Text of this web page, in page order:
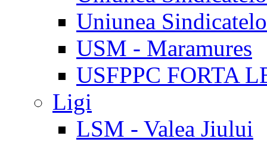
Uniunea
USM - Maramures
USFPPC FORTA
Ligi
LSM - Valea Jiului